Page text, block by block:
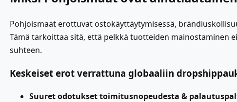
Pohjoismaat erottuvat ostokäyttäytymisessä,
Tämä tarkoittaa sitä, että pelkkä tuotteiden mainostaminen
suhteen.
Keskeiset erot verrattuna globaaliin
Suuret odotukset toimitusnopeudesta &